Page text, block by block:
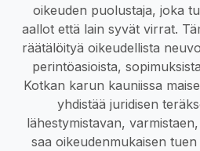
oikeuden puolustaja, joka
aallot että lain syvät virrat.
räätälöityä oikeudellista
perintöasioista,
Kotkan karun kauniissa
yhdistää juridisen
lähestymistavan,
saa oikeudenmukaisen